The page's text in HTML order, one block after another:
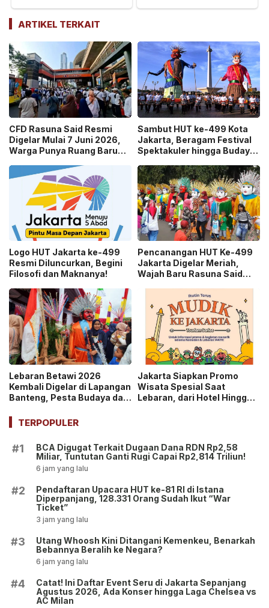
ARTIKEL TERKAIT
CFD Rasuna Said Resmi
Digelar Mulai 7 Juni 2026,
Warga Punya Ruang Baru
Sambut HUT ke-499 Kota
Jakarta, Beragam Festival
Spektakuler hingga Budaya
Logo HUT Jakarta ke-499
Resmi Diluncurkan, Begini
Filosofi dan Maknanya!
Pencanangan HUT Ke-499
Jakarta Digelar Meriah,
Wajah Baru Rasuna Said
Lebaran Betawi 2026
Kembali Digelar di Lapangan
Banteng, Pesta Budaya dan
Jakarta!
Jakarta Siapkan Promo
Wisata Spesial Saat
Lebaran, dari Hotel Hingga
TERPOPULER
#1
BCA Digugat Terkait Dugaan Dana RDN Rp2,58
Miliar, Tuntutan Ganti Rugi Capai Rp2,814 Triliun!
6 jam yang lalu
#2
Pendaftaran Upacara HUT ke-81 RI di Istana
Diperpanjang, 128.331 Orang Sudah Ikut “War
Ticket”
3 jam yang lalu
#3
Utang Whoosh Kini Ditangani Kemenkeu, Benarkah
Bebannya Beralih ke Negara?
6 jam yang lalu
#4
Catat! Ini Daftar Event Seru di Jakarta Sepanjang
Agustus 2026, Ada Konser hingga Laga Chelsea vs
AC Milan